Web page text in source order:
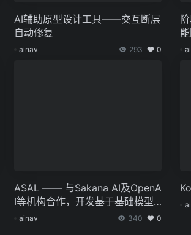
AI辅助原型设计工具——交互断层
自动修复
ainav 293 0
ASAL —— 与Sakana AI及OpenA
I等机构合作，开发基于基础模型
探索人造生命体系的系统
ainav 340 0